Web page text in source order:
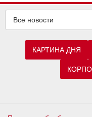
Все новости
КАРТИНА ДНЯ